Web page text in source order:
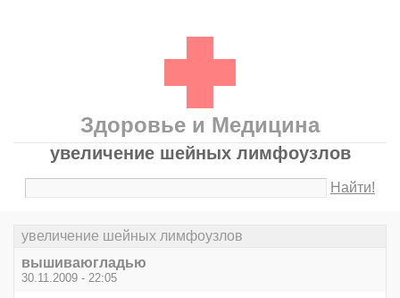
Здоровье и Медицина
увеличение шейных лимфоузлов
Найти!
увеличение шейных лимфоузлов
вышиваюгладью
30.11.2009 - 22:05